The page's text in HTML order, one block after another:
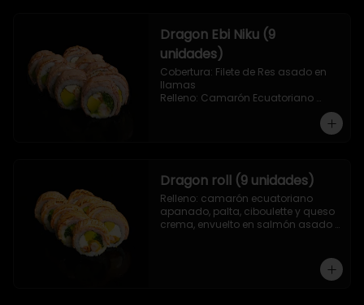
Dragon Ebi Niku (9
unidades)
Cobertura: Filete de Res asado en
llamas
Relleno: Camarón Ecuatoriano
Dragon roll (9 unidades)
Relleno: camarón ecuatoriano
apanado, palta, ciboulette y queso
crema, envuelto en salmón asado